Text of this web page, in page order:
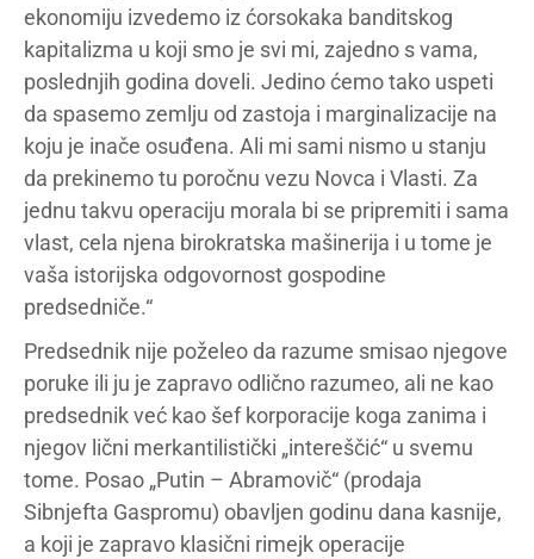
ekonomiju izvedemo iz ćorsokaka banditskog
kapitalizma u koji smo je svi mi, zajedno s vama,
poslednjih godina doveli. Jedino ćemo tako uspeti
da spasemo zemlju od zastoja i marginalizacije na
koju je inače osuđena. Ali mi sami nismo u stanju
da prekinemo tu poročnu vezu Novca i Vlasti. Za
jednu takvu operaciju morala bi se pripremiti i sama
vlast, cela njena birokratska mašinerija i u tome je
vaša istorijska odgovornost gospodine
predsedniče.“
Predsednik nije poželeo da razume smisao njegove
poruke ili ju je zapravo odlično razumeo, ali ne kao
predsednik već kao šef korporacije koga zanima i
njegov lični merkantilistički „intereščić“ u svemu
tome. Posao „Putin – Abramovič“ (prodaja
Sibnjefta Gaspromu) obavljen godinu dana kasnije,
a koji je zapravo klasični rimejk operacije